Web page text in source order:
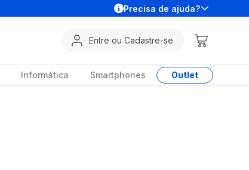
Precisa de ajuda?
Entre ou Cadastre-se
Informática Smartphones Outlet